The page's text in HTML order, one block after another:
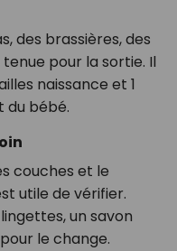
des brassières, des
pour la sortie. Il
naissance et 1
du bébé.
couches et le
utile de vérifier.
un savon
le change.